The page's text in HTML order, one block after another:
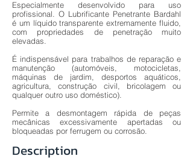
Especialmente desenvolvido para uso
profissional. O Lubrificante Penetrante Bardahl
é um líquido transparente extremamente fluido,
com propriedades de penetração muito
elevadas.
É indispensável para trabalhos de reparação e
manutenção (automóveis, motocicletas,
máquinas de jardim, desportos aquáticos,
agricultura, construção civil, bricolagem ou
qualquer outro uso doméstico).
Permite a desmontagem rápida de peças
mecânicas excessivamente apertadas ou
bloqueadas por ferrugem ou corrosão.
Description